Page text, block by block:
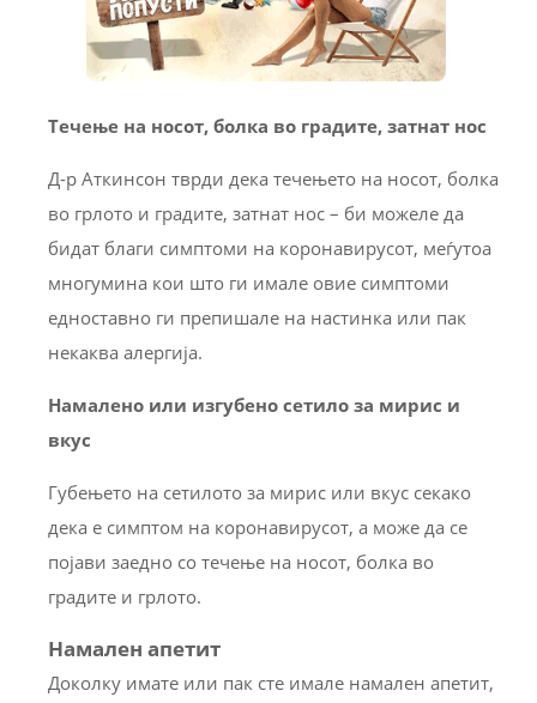
Течење на носот, болка во градите, затнат нос
Д-р Аткинсон тврди дека течењето на носот, болка
во грлото и градите, затнат нос – би можеле да
бидат благи симптоми на коронавирусот, меѓутоа
многумина кои што ги имале овие симптоми
едноставно ги препишале на настинка или пак
некаква алергија.
Намалено или изгубено сетило за мирис и
вкус
Губењето на сетилото за мирис или вкус секако
дека е симптом на коронавирусот, а може да се
појави заедно со течење на носот, болка во
градите и грлото.
Намален апетит
Доколку имате или пак сте имале намален апетит,